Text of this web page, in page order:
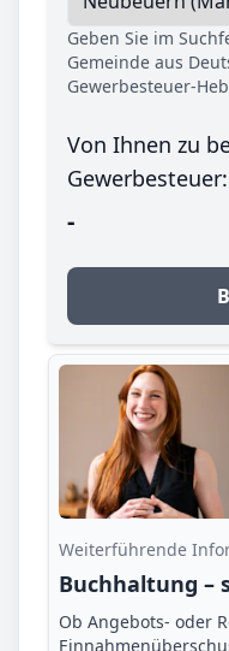
Geben Sie im
Gemeinde aus
Gewerbesteuer-
Von Ihnen zu
Gewerbesteuer:
-
Weiterführende
Buchhaltung –
Ob Angebots- oder